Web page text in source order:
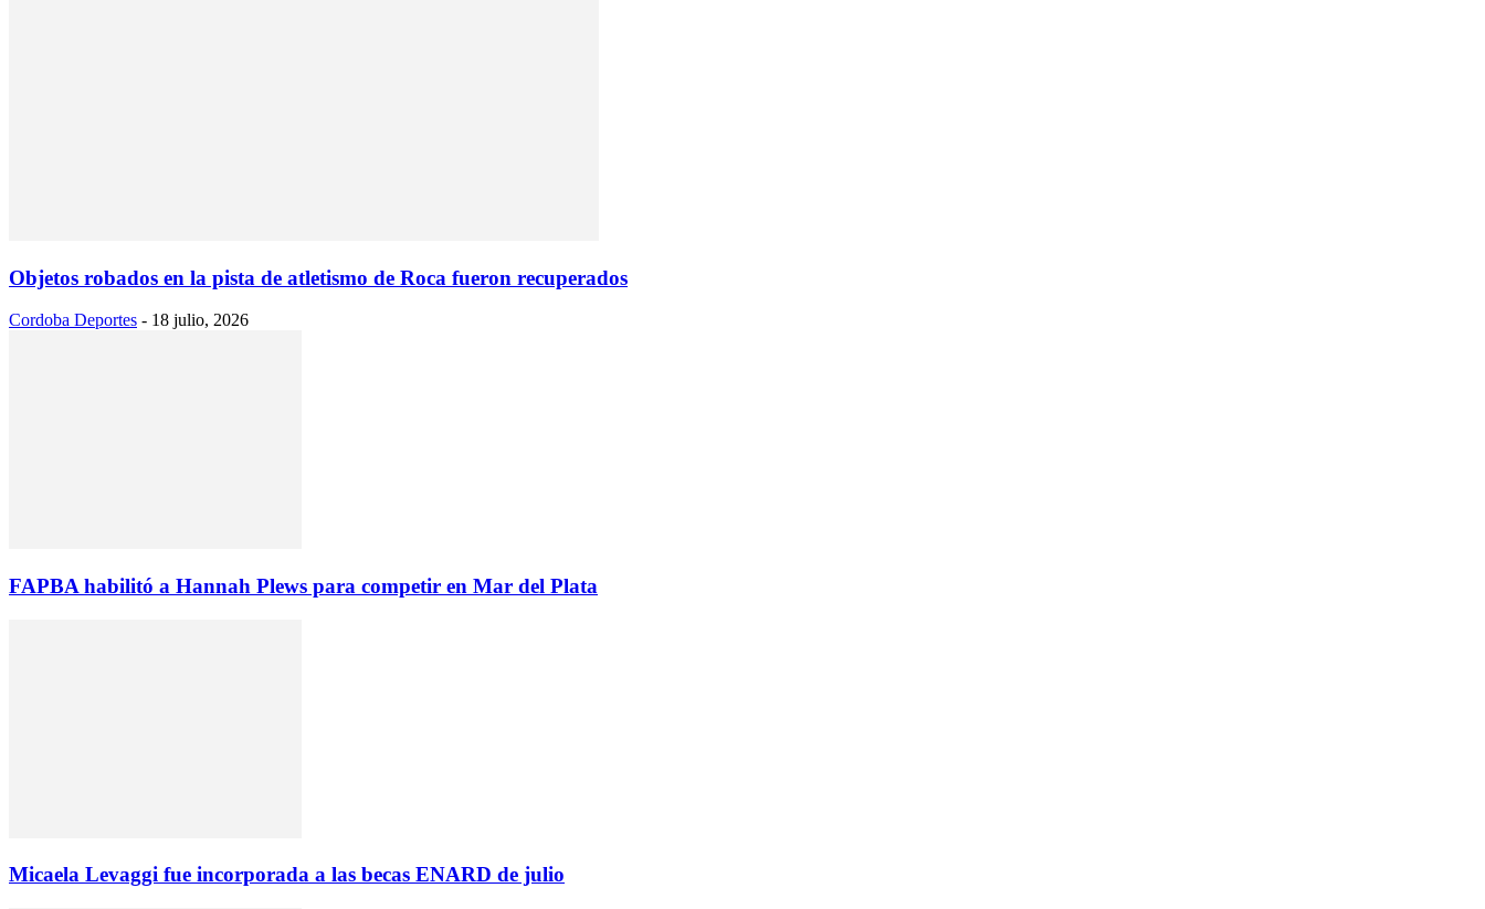
Objetos robados en la pista de atletismo de Roca fueron recuperados
Cordoba Deportes - 18 julio, 2026
FAPBA habilitó a Hannah Plews para competir en Mar del Plata
Micaela Levaggi fue incorporada a las becas ENARD de julio